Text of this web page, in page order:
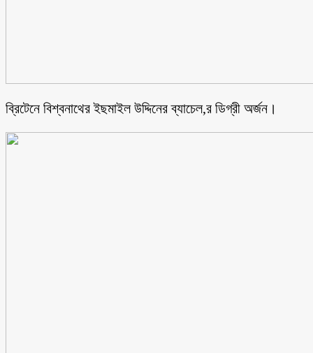
ব্রিটেনে বিশ্বনাথের ইছমাইল উদ্দিনের ব্যাচেল,র ডিগ্রী অর্জন।